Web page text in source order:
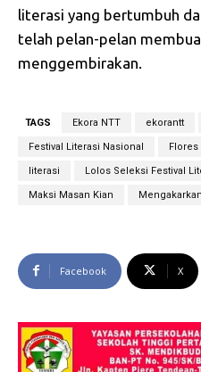
literasi yang bertumbuh
telah pelan-pelan
menggembirakan.
TAGS Ekora NTT ekorantt
Festival Literasi Nasional
literasi Lolos Seleksi Festival
Maksi Masan Kian
Facebook X